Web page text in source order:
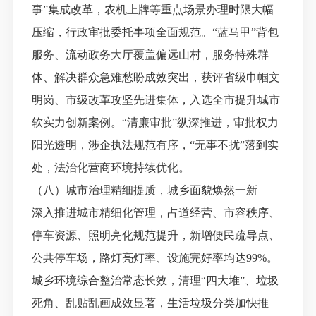
事”集成改革，农机上牌等重点场景办理时限大幅
压缩， 行政审批委托事项全面规范。 “蓝马甲”背包
服务、流动政务大厅覆盖偏远山村，服务特殊群
体、解决群众急难愁盼成效突出，获评省级巾帼文
明岗、市级改革攻坚先进集体，入选全市提升城市
软实力创新案例。“清廉审批”纵深推进，审批权力
阳光透明，涉企执法规范有序，“无事不扰”落到实
处，法治化营商环境持续优化。
（八）城市治理精细提质，城乡面貌焕然一新
深入推进城市精细化管理，占道经营、市容秩序、
停车资源、照明亮化规范提升，新增便民疏导点、
公共停车场，路灯亮灯率、设施完好率均达99%。
城乡环境综合整治常态长效，清理“四大堆”、垃圾
死角、乱贴乱画成效显著，生活垃圾分类加快推